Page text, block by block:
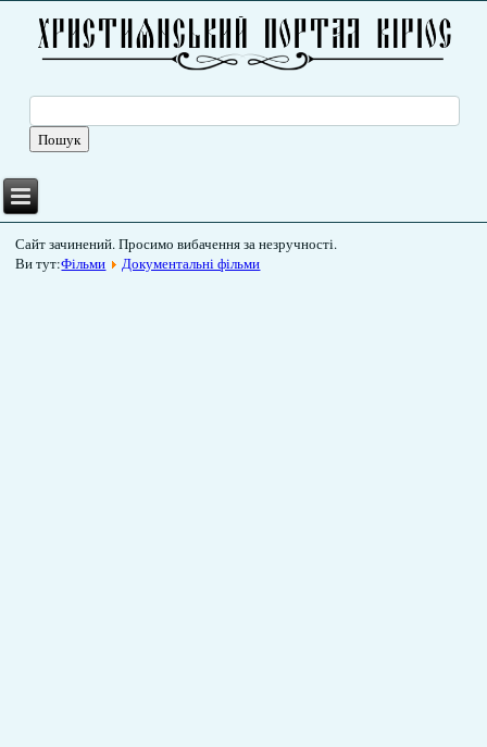
Сайт зачинений. Просимо вибачення за незручності.
Ви тут:Фільми Документальні фільми